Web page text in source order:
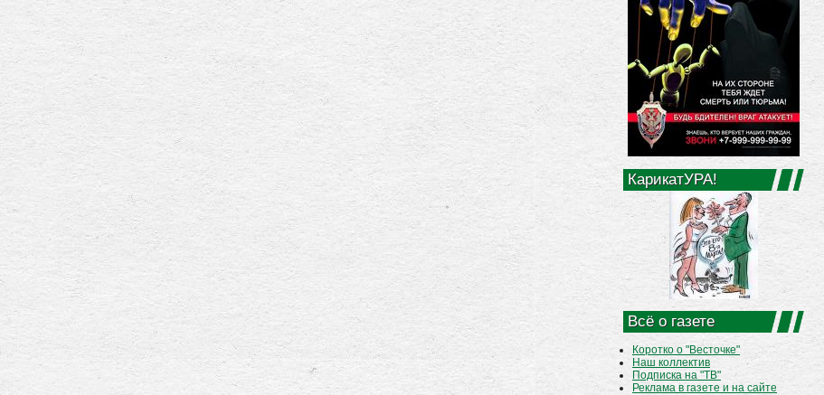
КарикатУРА!
Всё о газете
Коротко о "Весточке"
Наш коллектив
Подписка на "ТВ"
Реклама в газете и на сайте